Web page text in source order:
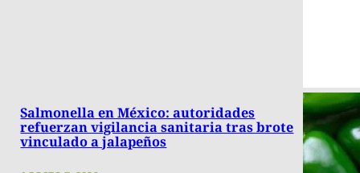
Salmonella en México: autoridades
refuerzan vigilancia sanitaria tras brote
vinculado a jalapeños